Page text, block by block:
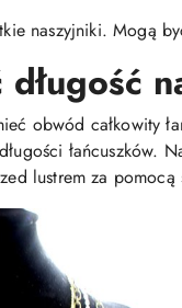
naszyjniki. Mogą
długość
obwód całkowity
łańcuszków.
lustrem za